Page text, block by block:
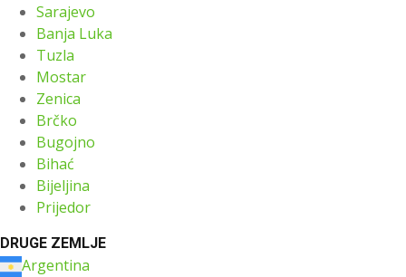
Sarajevo
Banja Luka
Tuzla
Mostar
Zenica
Brčko
Bugojno
Bihać
Bijeljina
Prijedor
DRUGE ZEMLJE
Argentina